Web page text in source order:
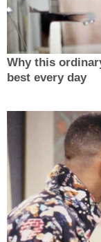
Why this
best every day